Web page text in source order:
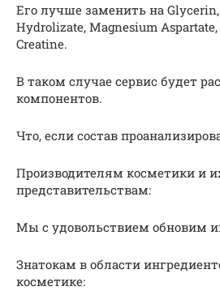
Его лучше заменить на Glycerin,
Hydrolizate, Magnesium
Creatine.
В таком случае сервис будет
компонентов.
Что, если состав
Производителям косметики и
представительствам:
Мы с удовольствием обновим
Знатокам в области
косметике: